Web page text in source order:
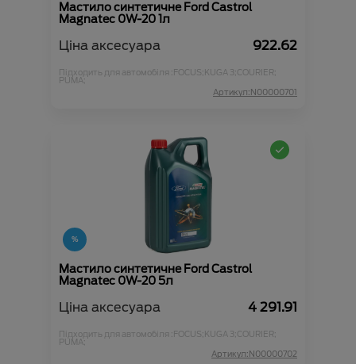
Мастило синтетичне Ford Castrol
Magnatec 0W-20 1л
Ціна аксесуара 922.62
Підходить для автомобіля :FOCUS;KUGA 3;COURIER;
PUMA;
Артикул:N00000701
Мастило синтетичне Ford Castrol
Magnatec 0W-20 5л
Ціна аксесуара 4 291.91
Підходить для автомобіля :FOCUS;KUGA 3;COURIER;
PUMA;
Артикул:N00000702